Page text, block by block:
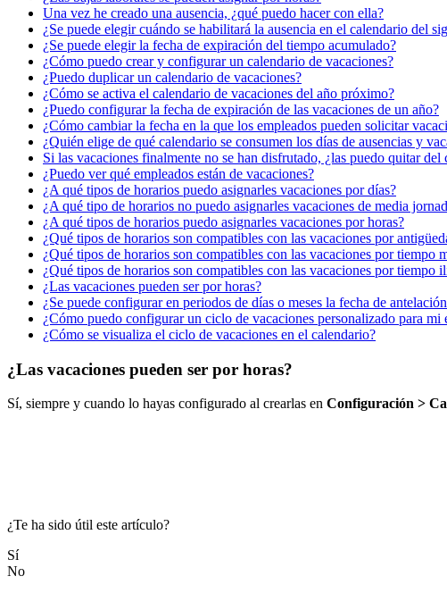
Una vez he creado una ausencia, ¿qué puedo hacer con ella?
¿Se puede elegir cuándo se habilitará la ausencia en el calendario del
¿Se puede elegir la fecha de expiración del tiempo acumulado?
¿Cómo puedo crear y configurar un calendario de vacaciones?
¿Puedo duplicar un calendario de vacaciones?
¿Cómo se activa el calendario de vacaciones del año próximo?
¿Puedo configurar la fecha de expiración de las vacaciones de un año?
¿Cómo cambiar la fecha en la que los empleados pueden solicitar
¿Quién elige de qué calendario se consumen los días de ausencias y
Si las vacaciones finalmente no se han disfrutado, ¿las puedo quitar del
¿Puedo ver qué empleados están de vacaciones?
¿A qué tipos de horarios puedo asignarles vacaciones por días?
¿A qué tipo de horarios no puedo asignarles vacaciones de media
¿A qué tipos de horarios puedo asignarles vacaciones por horas?
¿Qué tipos de horarios son compatibles con las vacaciones por
¿Qué tipos de horarios son compatibles con las vacaciones por tiempo
¿Qué tipos de horarios son compatibles con las vacaciones por tiempo
¿Las vacaciones pueden ser por horas?
¿Se puede configurar en periodos de días o meses la fecha de
¿Cómo puedo configurar un ciclo de vacaciones personalizado para mi
¿Cómo se visualiza el ciclo de vacaciones en el calendario?
¿Las vacaciones pueden ser por horas?
Sí, siempre y cuando lo hayas configurado al crearlas en Configuración >
¿Te ha sido útil este artículo?
Sí
No